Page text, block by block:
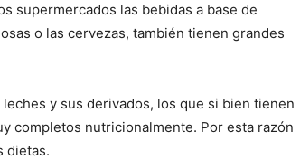
supermercados las bebidas a base de
o las cervezas, también tienen grandes
y sus derivados, los que si bien tienen
completos nutricionalmente. Por esta razón
dietas.